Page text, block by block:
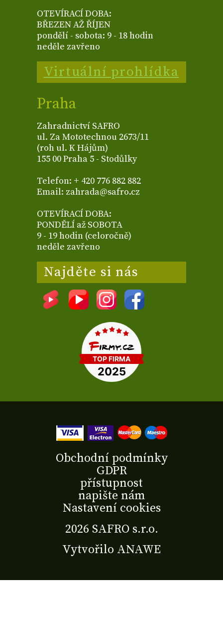
OTEVÍRACÍ DOBA:
BŘEZEN AŽ ŘÍJEN
pondělí - sobota: 9 - 18 hodin
neděle zavřeno
Virtuální prohlídka
Praha
Zahradnictví SAFRO
ul. Za Mototechnou 2673/11
(roh ul. K Hájům)
155 00 Praha 5 - Stodůlky
Telefon: + 420 776 882 882
Email: zahrada@safro.cz
OTEVÍRACÍ DOBA:
PONDĚLÍ až SOBOTA
9 - 19 hodin (celoročně)
neděle zavřeno
Najděte si nás
2026 SAFRO s.r.o.
Vytvořilo ANAWE
Obchodní podmínky
GDPR
přístupnost
napište nám
Nastavení cookies